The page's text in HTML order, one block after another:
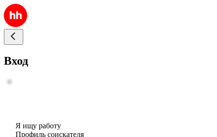
Вход
Я ищу работу
Профиль соискателя